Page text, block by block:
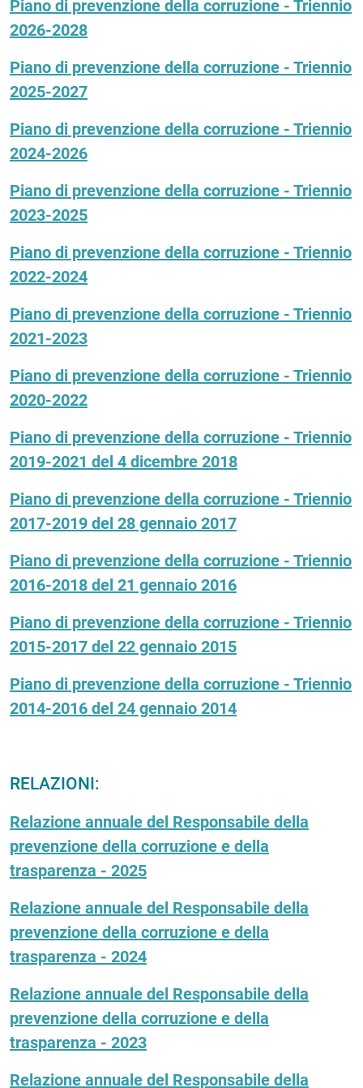
Piano di prevenzione della corruzione - Triennio
2026-2028
Piano di prevenzione della corruzione - Triennio
2025-2027
Piano di prevenzione della corruzione - Triennio
2024-2026
Piano di prevenzione della corruzione - Triennio
2023-2025
Piano di prevenzione della corruzione - Triennio
2022-2024
Piano di prevenzione della corruzione - Triennio
2021-2023
Piano di prevenzione della corruzione - Triennio
2020-2022
Piano di prevenzione della corruzione - Triennio
2019-2021 del 4 dicembre 2018
Piano di prevenzione della corruzione - Triennio
2017-2019 del 28 gennaio 2017
Piano di prevenzione della corruzione - Triennio
2016-2018 del 21 gennaio 2016
Piano di prevenzione della corruzione - Triennio
2015-2017 del 22 gennaio 2015
Piano di prevenzione della corruzione - Triennio
2014-2016 del 24 gennaio 2014
RELAZIONI:
Relazione annuale del Responsabile della
prevenzione della corruzione e della
trasparenza - 2025
Relazione annuale del Responsabile della
prevenzione della corruzione e della
trasparenza - 2024
Relazione annuale del Responsabile della
prevenzione della corruzione e della
trasparenza - 2023
Relazione annuale del Responsabile della